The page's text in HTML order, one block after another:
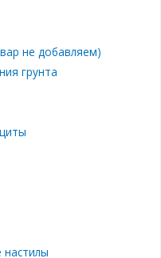
не добавляем)
грунта